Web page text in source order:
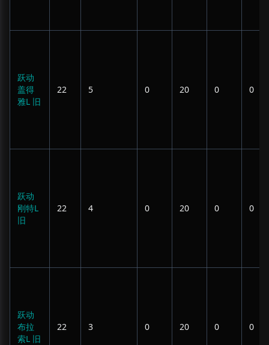
跃动
盖得
雅L 旧
22 5 0 20 0 0
跃动
刚特L
旧
22 4 0 20 0 0
跃动
布拉
索L 旧
22 3 0 20 0 0